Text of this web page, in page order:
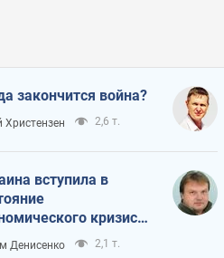
закончится война?
Христензен 2,6 т.
вступила в
кризиса.
ли свет в конце
Денисенко 2,1 т.